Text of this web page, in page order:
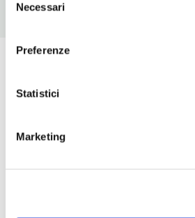
delNecessari
Preferenze
Statistici
Marketing